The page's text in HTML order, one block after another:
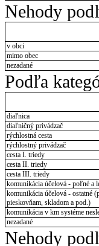
Nehody
v obci
mimo obec
nezadané
Podľa
diaľnica
diaľničný privádzač
rýchlostná cesta
rýchlostný privádzač
cesta I. triedy
cesta II. triedy
cesta III. triedy
komunikácia účelová - poľné a
komunikácia účelová - ostatné
pieskovňam, skladom a pod.)
komunikácia v km systéme
nezadané
Nehody